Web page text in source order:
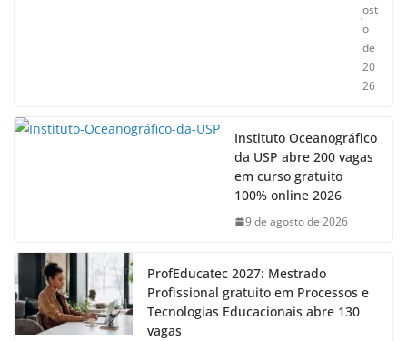
ost
o
de
20
26
Instituto Oceanográfico
da USP abre 200 vagas
em curso gratuito
100% online 2026
9 de agosto de 2026
ProfEducatec 2027: Mestrado
Profissional gratuito em Processos e
Tecnologias Educacionais abre 130
vagas